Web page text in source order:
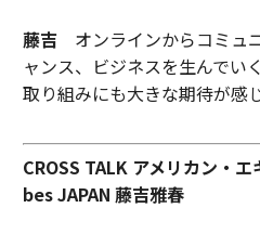
藤吉オンラインからコミュ
ャンス、ビジネスを生んでい
取り組みにも大きな期待が感
CROSS TALK アメリカン・
bes JAPAN 藤吉雅春